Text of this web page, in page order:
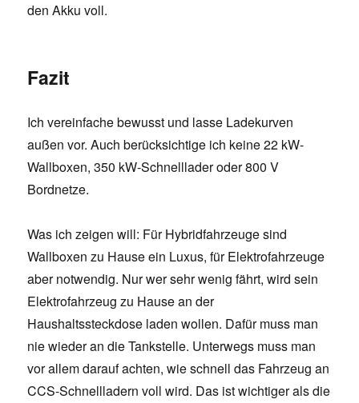
den Akku voll.
Fazit
Ich vereinfache bewusst und lasse Ladekurven
außen vor. Auch berücksichtige ich keine 22 kW-
Wallboxen, 350 kW-Schnelllader oder 800 V
Bordnetze.
Was ich zeigen will: Für Hybridfahrzeuge sind
Wallboxen zu Hause ein Luxus, für Elektrofahrzeuge
aber notwendig. Nur wer sehr wenig fährt, wird sein
Elektrofahrzeug zu Hause an der
Haushaltssteckdose laden wollen. Dafür muss man
nie wieder an die Tankstelle. Unterwegs muss man
vor allem darauf achten, wie schnell das Fahrzeug an
CCS-Schnellladern voll wird. Das ist wichtiger als die